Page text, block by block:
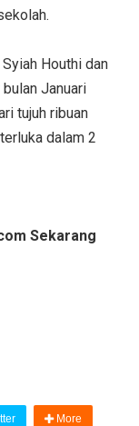
Houthi dan
Januari
tujuh ribuan
dalam 2
Sekarang
More